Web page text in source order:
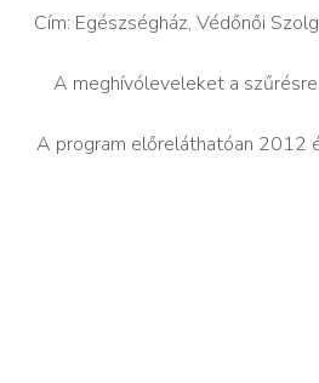
Cím: Egészségház, Védőnői
A meghívóleveleket a
A program előreláthatóan 2012